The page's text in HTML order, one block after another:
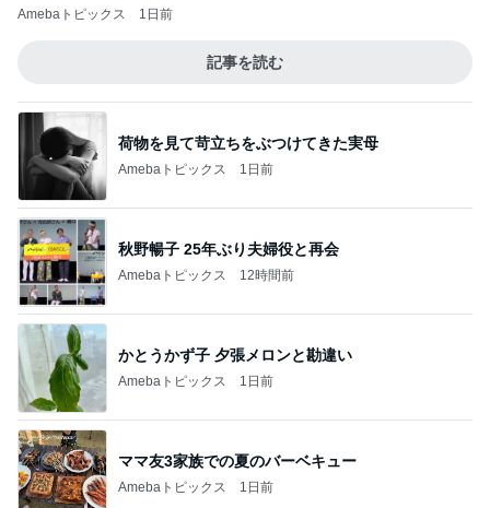
Amebaトピックス 1日前
記事を読む
荷物を見て苛立ちをぶつけてきた実母
Amebaトピックス 1日前
秋野暢子 25年ぶり夫婦役と再会
Amebaトピックス 12時間前
かとうかず子 夕張メロンと勘違い
Amebaトピックス 1日前
ママ友3家族での夏のバーベキュー
Amebaトピックス 1日前